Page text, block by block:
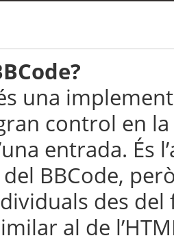
una
control en
entrada. És
del BBCode,
des
al de